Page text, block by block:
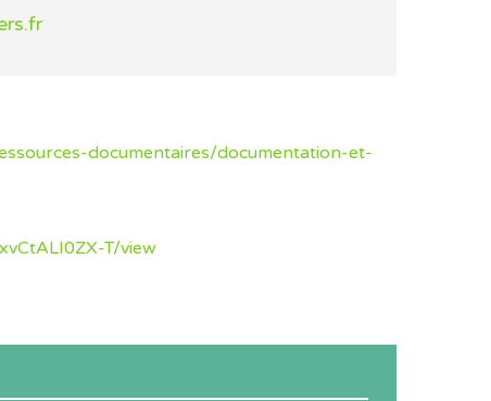
documentaires/documentation-et-
T/view